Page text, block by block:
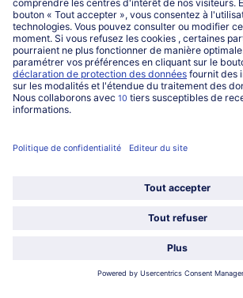
service@bofrost.be
016 98 1919
Lun-Ven: 9h - 19h et Sa: 9h - 13h
Service